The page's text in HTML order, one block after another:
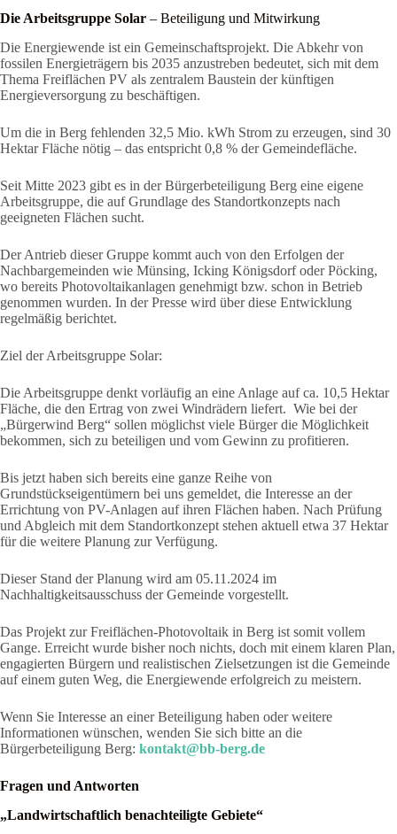
Die Arbeitsgruppe Solar – Beteiligung und Mitwirkung
Die Energiewende ist ein Gemeinschaftsprojekt. Die Abkehr von
fossilen Energieträgern bis 2035 anzustreben bedeutet, sich mit dem
Thema Freiflächen PV als zentralem Baustein der künftigen
Energieversorgung zu beschäftigen.
Um die in Berg fehlenden 32,5 Mio. kWh Strom zu erzeugen, sind 30
Hektar Fläche nötig – das entspricht 0,8 % der Gemeindefläche.
Seit Mitte 2023 gibt es in der Bürgerbeteiligung Berg eine eigene
Arbeitsgruppe, die auf Grundlage des Standortkonzepts nach
geeigneten Flächen sucht.
Der Antrieb dieser Gruppe kommt auch von den Erfolgen der
Nachbargemeinden wie Münsing, Icking Königsdorf oder Pöcking,
wo bereits Photovoltaikanlagen genehmigt bzw. schon in Betrieb
genommen wurden. In der Presse wird über diese Entwicklung
regelmäßig berichtet.
Ziel der Arbeitsgruppe Solar:
Die Arbeitsgruppe denkt vorläufig an eine Anlage auf ca. 10,5 Hektar
Fläche, die den Ertrag von zwei Windrädern liefert. Wie bei der
„Bürgerwind Berg“ sollen möglichst viele Bürger die Möglichkeit
bekommen, sich zu beteiligen und vom Gewinn zu profitieren.
Bis jetzt haben sich bereits eine ganze Reihe von
Grundstückseigentümern bei uns gemeldet, die Interesse an der
Errichtung von PV-Anlagen auf ihren Flächen haben. Nach Prüfung
und Abgleich mit dem Standortkonzept stehen aktuell etwa 37 Hektar
für die weitere Planung zur Verfügung.
Dieser Stand der Planung wird am 05.11.2024 im
Nachhaltigkeitsausschuss der Gemeinde vorgestellt.
Das Projekt zur Freiflächen-Photovoltaik in Berg ist somit vollem
Gange. Erreicht wurde bisher noch nichts, doch mit einem klaren Plan,
engagierten Bürgern und realistischen Zielsetzungen ist die Gemeinde
auf einem guten Weg, die Energiewende erfolgreich zu meistern.
Wenn Sie Interesse an einer Beteiligung haben oder weitere
Informationen wünschen, wenden Sie sich bitte an die
Bürgerbeteiligung Berg: kontakt@bb-berg.de
Fragen und Antworten
„Landwirtschaftlich benachteiligte Gebiete“